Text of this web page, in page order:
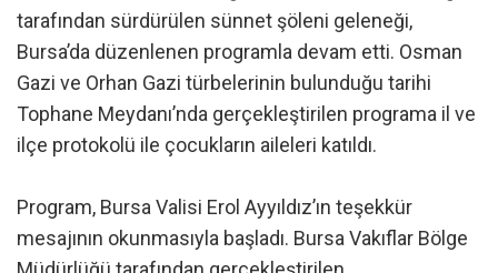
tarafından sürdürülen sünnet şöleni geleneği,
Bursa’da düzenlenen programla devam etti. Osman
Gazi ve Orhan Gazi türbelerinin bulunduğu tarihi
Tophane Meydanı’nda gerçekleştirilen programa il ve
ilçe protokolü ile çocukların aileleri katıldı.
Program, Bursa Valisi Erol Ayyıldız’ın teşekkür
mesajının okunmasıyla başladı. Bursa Vakıflar Bölge